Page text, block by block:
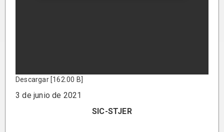
Descargar [162.00 B]
3 de junio de 2021
SIC-STJER